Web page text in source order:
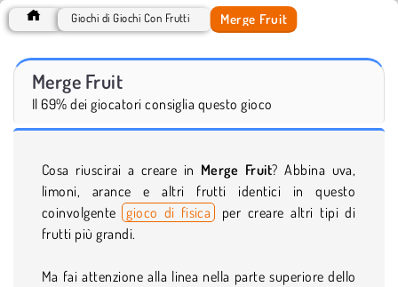
Giochi di Giochi Con Frutti Merge Fruit
Merge Fruit
Il 69% dei giocatori consiglia questo gioco
Cosa riuscirai a creare in Merge Fruit? Abbina uva,
limoni, arance e altri frutti identici in questo
coinvolgente gioco di fisica
per creare altri tipi di
frutti più grandi.
Ma fai attenzione alla linea nella parte superiore dello